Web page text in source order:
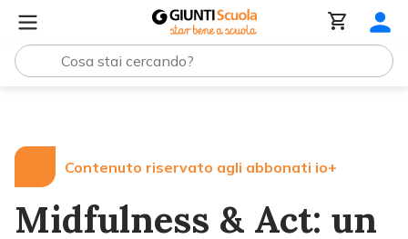
Contenuto riservato agli abbonati io+
Midfulness & Act: un